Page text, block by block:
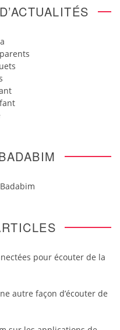
pour écouter de la
autre façon d’écouter de